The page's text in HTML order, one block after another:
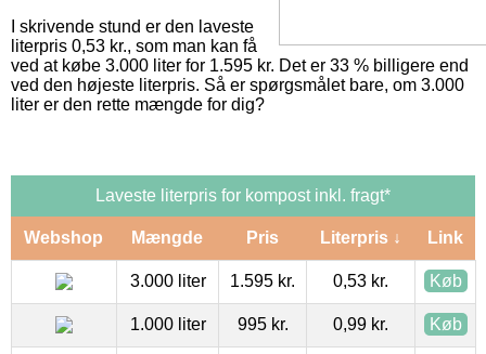
I skrivende stund er den laveste
literpris 0,53 kr., som man kan få
ved at købe 3.000 liter for 1.595 kr. Det er 33 % billigere end
ved den højeste literpris. Så er spørgsmålet bare, om 3.000
liter er den rette mængde for dig?
Laveste literpris for kompost inkl. fragt*
Webshop Mængde Pris Literpris ↓ Link
3.000 liter 1.595 kr. 0,53 kr. Køb
1.000 liter 995 kr. 0,99 kr. Køb